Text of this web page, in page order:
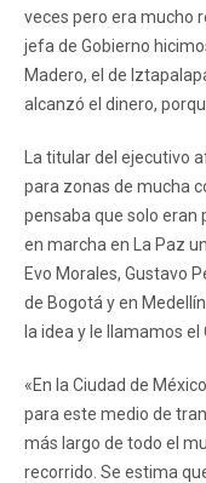
veces pero era mucho
jefa de Gobierno
Madero, el de
alcanzó el dinero,
La titular del ejecutivo
para zonas de mucha
pensaba que solo eran
en marcha en La Paz
Evo Morales, Gustavo
de Bogotá y en
la idea y le llamamos el
«En la Ciudad de
para este medio de
más largo de todo el
recorrido. Se estima